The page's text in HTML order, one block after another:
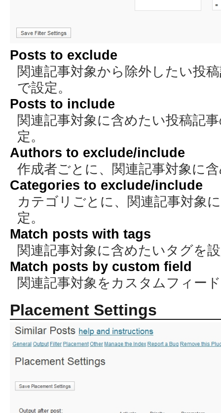
Posts to exclude
関連記事対象から除外したい投
で設定。
Posts to include
関連記事対象に含めたい投稿記
定。
Authors to exclude/include
作成者ごとに、関連記事対象に
Categories to exclude/include
カテゴリごとに、関連記事対象
定。
Match posts with tags
関連記事対象に含めたいタグを
Match posts by custom field
関連記事対象をカスタムフィー
Placement Settings